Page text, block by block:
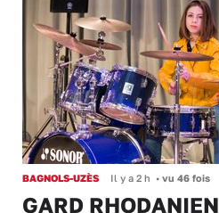
BAGNOLS-UZÈS Il y a 2 h • vu 46 fois
GARD